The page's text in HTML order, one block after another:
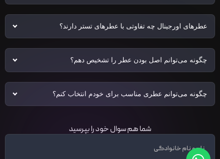
عطرهای اورجینال چه تفاوتی با عطرهای تستر دارند؟
چگونه می‌توانم اصل بودن عطر را تشخیص دهم؟
چگونه می‌توانم عطری مناسب برای خودم انتخاب کنم؟
شما هم سوال خود را بپرسید